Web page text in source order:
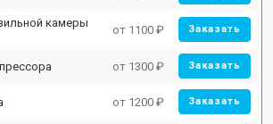
камеры
от 1100 ₽ Заказать
от 1300 ₽ Заказать
от 1200 ₽ Заказать